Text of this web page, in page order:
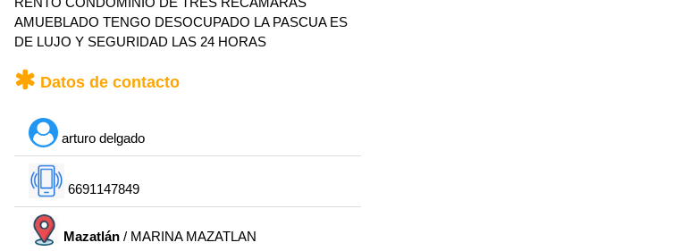
AMUEBLADO TENGO DESOCUPADO LA PASCUA ES
DE LUJO Y SEGURIDAD LAS 24 HORAS
Datos de contacto
arturo delgado
6691147849
Mazatlán / MARINA MAZATLAN